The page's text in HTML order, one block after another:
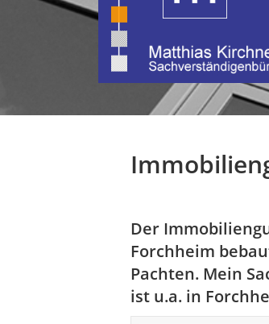
Der
Forchheim
Pachten. Mein
ist u.a. in